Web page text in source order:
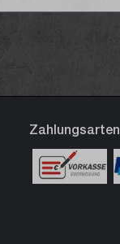
Zahlungsarten